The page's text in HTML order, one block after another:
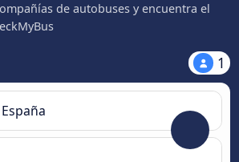
de autobuses y encuentra el
1